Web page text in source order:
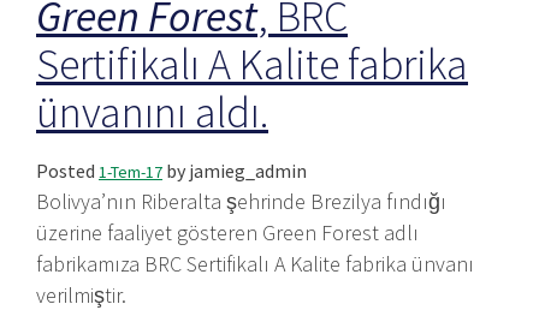
Green Forest, BRC
Sertifikalı A Kalite fabrika
ünvanını aldı.
Posted 1-Tem-17 by jamieg_admin
Bolivya’nın Riberalta şehrinde Brezilya fındığı
üzerine faaliyet gösteren Green Forest adlı
fabrikamıza BRC Sertifikalı A Kalite fabrika ünvanı
verilmiştir.